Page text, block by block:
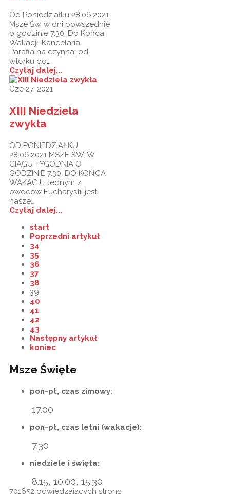
Od Poniedziałku 28.06.2021
Msze Św. w dni powszednie
o godzinie 7.30. Do Końca
Wakacji. Kancelaria
Parafialna czynna: od
wtorku do…
Czytaj dalej...
Cze 27, 2021
XIII Niedziela
zwykła
OD PONIEDZIAŁKU
28.06.2021 MSZE ŚW. W
CIĄGU TYGODNIA O
GODZINIE 7.30. DO KOŃCA
WAKACJI. Jednym z
owoców Eucharystii jest
nasze…
Czytaj dalej...
start
Poprzedni artykuł
34
35
36
37
38
39
40
41
42
43
Następny artykuł
koniec
Msze Święte
pon-pt, czas zimowy:
17.00
pon-pt, czas letni (wakacje):
7.30
niedziele i święta:
8.15, 10.00, 15.30
701652 odwiedzających stronę